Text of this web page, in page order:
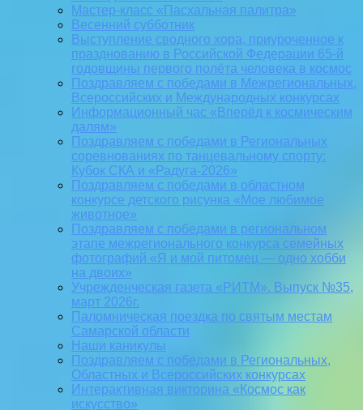
Мастер-класс «Пасхальная палитра»
Весенний субботник
Выступление сводного хора, приуроченное к
празднованию в Российской Федерации 65-й
годовщины первого полёта человека в космос
Поздравляем с победами в Межрегиональных,
Всероссийских и Международных конкурсах
Информационный час «Вперёд к космическим
далям»
Поздравляем с победами в Региональных
соревнованиях по танцевальному спорту:
Кубок СКА и «Радуга-2026»
Поздравляем с победами в областном
конкурсе детского рисунка «Мое любимое
животное»
Поздравляем с победами в региональном
этапе межрегионального конкурса семейных
фотографий «Я и мой питомец — одно хобби
на двоих»
Учрежденческая газета «РИТМ». Выпуск №35,
март 2026г.
Паломническая поездка по святым местам
Самарской области
Наши каникулы
Поздравляем с победами в Региональных,
Областных и Всероссийских конкурсах
Интерактивная викторина «Космос как
искусство»